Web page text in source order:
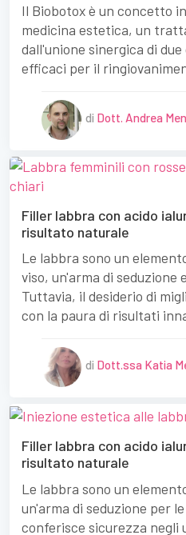
Il Biobotox è un concetto
medicina estetica, un
dall'unione sinergica di
efficaci per il
di Dott. Andrea
Filler labbra con acido
risultato naturale
Le labbra sono un
viso, un'arma di seduzione
Tuttavia, il desiderio di
con la paura di risultati
di Dott.ssa Katia
Filler labbra con acido
risultato naturale
Le labbra sono un
un'arma di seduzione per
conferisce sicurezza negli